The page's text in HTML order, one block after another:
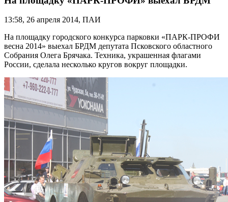
13:58, 26 апреля 2014, ПАИ
На площадку городского конкурса парковки «ПАРК-ПРОФИ
весна 2014» выехал БРДМ депутата Псковского областного
Собрания Олега Брячака. Техника, украшенная флагами
России, сделала несколько кругов вокруг площадки.